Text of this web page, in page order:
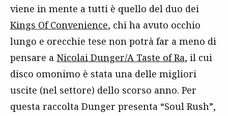
viene in mente a tutti è quello del duo dei
Kings Of Convenience, chi ha avuto occhio
lungo e orecchie tese non potrà far a meno di
pensare a Nicolai Dunger/A Taste of Ra, il cui
disco omonimo è stata una delle migliori
uscite (nel settore) dello scorso anno. Per
questa raccolta Dunger presenta “Soul Rush”,